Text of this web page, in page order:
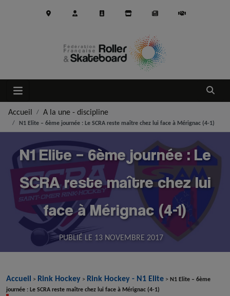
Ouvrir
Accueil A la une - discipline
N1 Elite – 6ème journée : Le SCRA reste maître chez lui face à Mérignac (4-1)
N1 Elite – 6ème journée : Le
SCRA reste maître chez lui
face à Mérignac (4-1)
PUBLIÉ LE 13 NOVEMBRE 2017
Accueil > Rink Hockey > Rink Hockey - N1 Elite > N1 Elite – 6ème
journée : Le SCRA reste maître chez lui face à Mérignac (4-1)